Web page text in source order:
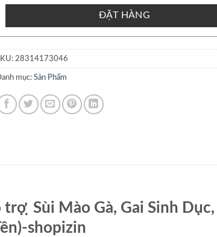
ĐẶT HÀNG
28314173046
Danh mục: Sản Phẩm
Sùi Mào Gà, Gai Sinh Dục,
shopizin